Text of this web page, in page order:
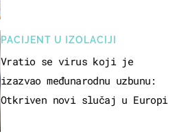
PACIJENT U IZOLACIJI
Vratio se virus koji je
izazvao međunarodnu uzbunu:
Otkriven novi slučaj u Europi